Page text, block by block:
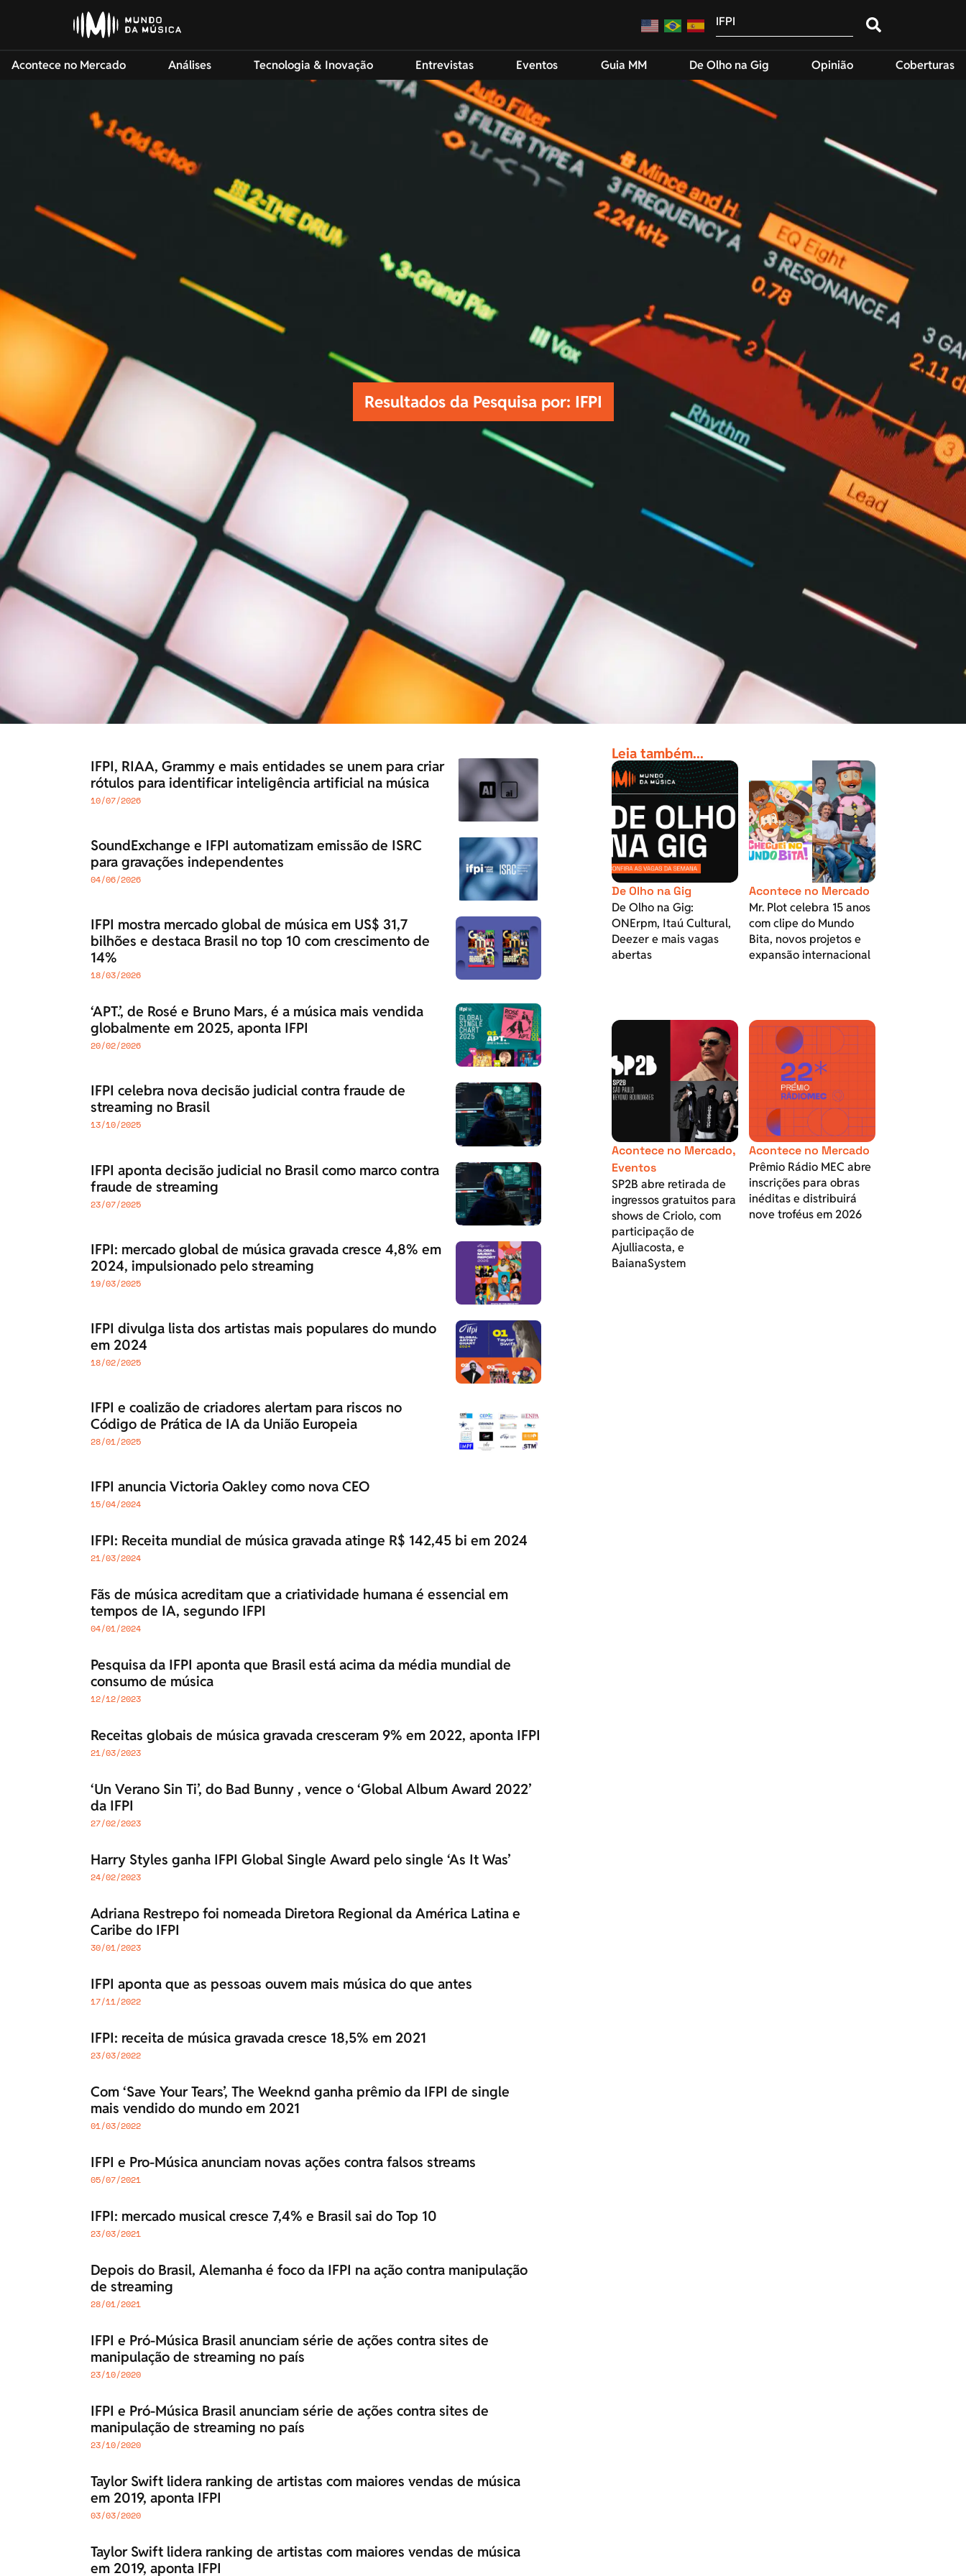
Acontece no Mercado Análises Tecnologia & Inovação Entrevistas Eventos Guia MM De Olho na Gig Opinião Coberturas
Resultados da Pesquisa por: IFPI
IFPI, RIAA, Grammy e mais entidades se unem para criar
rótulos para identificar inteligência artificial na música
10/07/2026
SoundExchange e IFPI automatizam emissão de ISRC
para gravações independentes
04/06/2026
IFPI mostra mercado global de música em US$ 31,7
bilhões e destaca Brasil no top 10 com crescimento de
14%
18/03/2026
‘APT.’, de Rosé e Bruno Mars, é a música mais vendida
globalmente em 2025, aponta IFPI
20/02/2026
IFPI celebra nova decisão judicial contra fraude de
streaming no Brasil
13/10/2025
IFPI aponta decisão judicial no Brasil como marco contra
fraude de streaming
23/07/2025
IFPI: mercado global de música gravada cresce 4,8% em
2024, impulsionado pelo streaming
19/03/2025
IFPI divulga lista dos artistas mais populares do mundo
em 2024
18/02/2025
IFPI e coalizão de criadores alertam para riscos no
Código de Prática de IA da União Europeia
28/01/2025
IFPI anuncia Victoria Oakley como nova CEO
15/04/2024
IFPI: Receita mundial de música gravada atinge R$ 142,45 bi em 2024
21/03/2024
Fãs de música acreditam que a criatividade humana é essencial em
tempos de IA, segundo IFPI
04/01/2024
Pesquisa da IFPI aponta que Brasil está acima da média mundial de
consumo de música
12/12/2023
Receitas globais de música gravada cresceram 9% em 2022, aponta IFPI
21/03/2023
‘Un Verano Sin Ti’, do Bad Bunny , vence o ‘Global Album Award 2022’
da IFPI
27/02/2023
Harry Styles ganha IFPI Global Single Award pelo single ‘As It Was’
24/02/2023
Adriana Restrepo foi nomeada Diretora Regional da América Latina e
Caribe do IFPI
30/01/2023
IFPI aponta que as pessoas ouvem mais música do que antes
17/11/2022
IFPI: receita de música gravada cresce 18,5% em 2021
23/03/2022
Com ‘Save Your Tears’, The Weeknd ganha prêmio da IFPI de single
mais vendido do mundo em 2021
01/03/2022
IFPI e Pro-Música anunciam novas ações contra falsos streams
05/07/2021
IFPI: mercado musical cresce 7,4% e Brasil sai do Top 10
23/03/2021
Depois do Brasil, Alemanha é foco da IFPI na ação contra manipulação
de streaming
28/01/2021
IFPI e Pró-Música Brasil anunciam série de ações contra sites de
manipulação de streaming no país
23/10/2020
IFPI e Pró-Música Brasil anunciam série de ações contra sites de
manipulação de streaming no país
23/10/2020
Taylor Swift lidera ranking de artistas com maiores vendas de música
em 2019, aponta IFPI
03/03/2020
Taylor Swift lidera ranking de artistas com maiores vendas de música
em 2019, aponta IFPI
Leia também...
De Olho na Gig
De Olho na Gig:
ONErpm, Itaú Cultural,
Deezer e mais vagas
abertas
Acontece no Mercado
Mr. Plot celebra 15 anos
com clipe do Mundo
Bita, novos projetos e
expansão internacional
Acontece no Mercado,
Eventos
SP2B abre retirada de
ingressos gratuitos para
shows de Criolo, com
participação de
Ajulliacosta, e
BaianaSystem
Acontece no Mercado
Prêmio Rádio MEC abre
inscrições para obras
inéditas e distribuirá
nove troféus em 2026